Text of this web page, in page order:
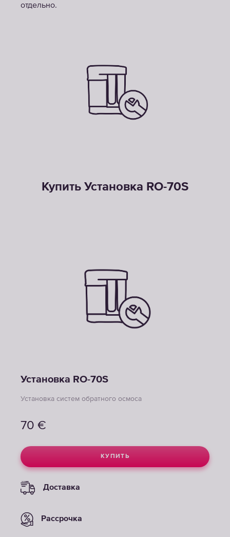
отдельно.
Купить Установка RO-70S
Установка RO-70S
Установка систем обратного осмоса
70 €
КУПИТЬ
Доставка
Рассрочка